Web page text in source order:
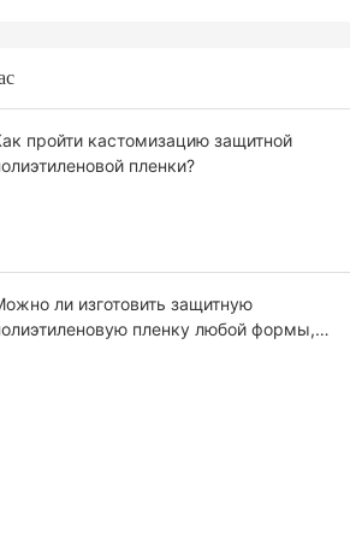
пройти кастомизацию защитной
пленки?
ли изготовить защитную
пленку любой формы,